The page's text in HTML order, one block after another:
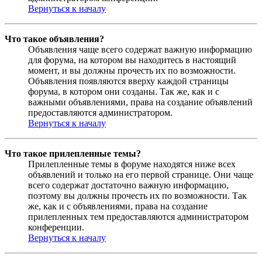
Вернуться к началу
Что такое объявления?
Объявления чаще всего содержат важную информацию
для форума, на котором вы находитесь в настоящий
момент, и вы должны прочесть их по возможности.
Объявления появляются вверху каждой страницы
форума, в котором они созданы. Так же, как и с
важными объявлениями, права на создание объявлений
предоставляются администратором.
Вернуться к началу
Что такое прилепленные темы?
Прилепленные темы в форуме находятся ниже всех
объявлений и только на его первой странице. Они чаще
всего содержат достаточно важную информацию,
поэтому вы должны прочесть их по возможности. Так
же, как и с объявлениями, права на создание
прилепленных тем предоставляются администратором
конференции.
Вернуться к началу